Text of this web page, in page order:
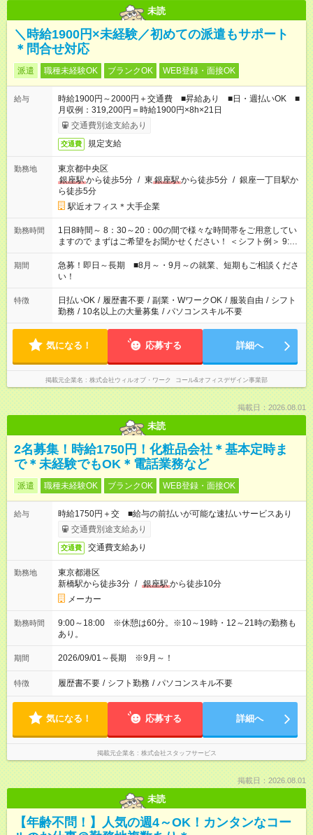
未読
＼時給1900円×未経験／初めての派遣もサポート
＊問合せ対応
派遣 職種未経験OK ブランクOK WEB登録・面接OK
給与
時給1900円～2000円＋交通費 ■昇給あり ■日・週払いOK ■
月収例：319,200円＝時給1900円×8h×21日
交通費別途支給あり
交通費 規定支給
勤務地
東京都中央区
銀座駅から徒歩5分 / 東 銀座駅から徒歩5分 / 銀座一丁目駅か
ら徒歩5分
駅近オフィス＊大手企業
勤務時間
1日8時間～ 8：30～20：00の間で様々な時間帯をご用意してい
ますので まずはご希望をお聞かせください！ ＜シフト例＞ 9:00
～18:00 10:00～19:00 11：00～20：00 など！
期間
急募！即日～長期 ■8月～・9月～の就業、短期もご相談くださ
い！
特徴 日払いOK / 履歴書不要 / 副業・WワークOK / 服装自由 / シフト
勤務 / 10名以上の大量募集 / パソコンスキル不要
気になる！ 応募する 詳細へ
掲載元企業名 株式会社ウィルオブ・ワーク コール&オフィスデザイン事業部
掲載日：2026.08.01
未読
2名募集！時給1750円！化粧品会社＊基本定時ま
で＊未経験でもOK＊電話業務など
派遣 職種未経験OK ブランクOK WEB登録・面接OK
給与
時給1750円＋交 ■給与の前払いが可能な速払いサービスあり
交通費別途支給あり
交通費 交通費支給あり
勤務地
東京都港区
新橋駅から徒歩3分 / 銀座駅から徒歩10分
メーカー
勤務時間
9:00～18:00 ※休憩は60分。※10～19時・12～21時の勤務も
あり。
期間 2026/09/01～長期 ※9月～！
特徴 履歴書不要 / シフト勤務 / パソコンスキル不要
気になる！ 応募する 詳細へ
掲載元企業名 株式会社スタッフサービス
掲載日：2026.08.01
未読
【年齢不問！】人気の週4～OK！カンタンなコー